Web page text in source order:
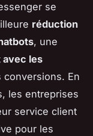
se
réduction
, une
les
conversions. En
les entreprises
service client
pour les